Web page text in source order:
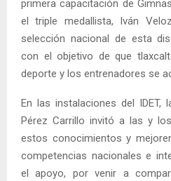
primera capacitación de
el triple medallista, Iván
selección nacional de esta
con el objetivo de que
deporte y los entrenadores se
En las instalaciones del IDET,
Pérez Carrillo invitó a las y
estos conocimientos y
competencias nacionales e
el apoyo, por venir a